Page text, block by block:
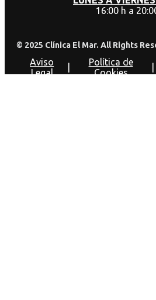
16:00 h a
© 2025 Clínica El Mar. All Rights
Aviso
Legal
Política de
Cookies